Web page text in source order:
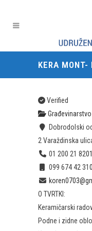
KERA MONT-
Verified
Dobrodolski
2 Varaždinska
01 200 21 82
099 674 42 31
O TVRTKI:
Keramičarski
Podne i zidne